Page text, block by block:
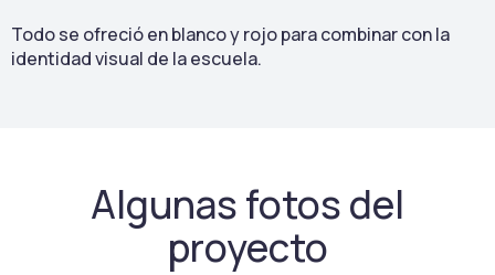
Todo se ofreció en blanco y rojo para combinar con la
identidad visual de la escuela.
Algunas fotos del
proyecto